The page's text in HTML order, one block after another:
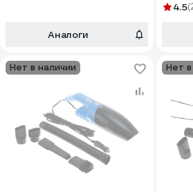
Аналоги
4.5
Нет в наличии Нет в